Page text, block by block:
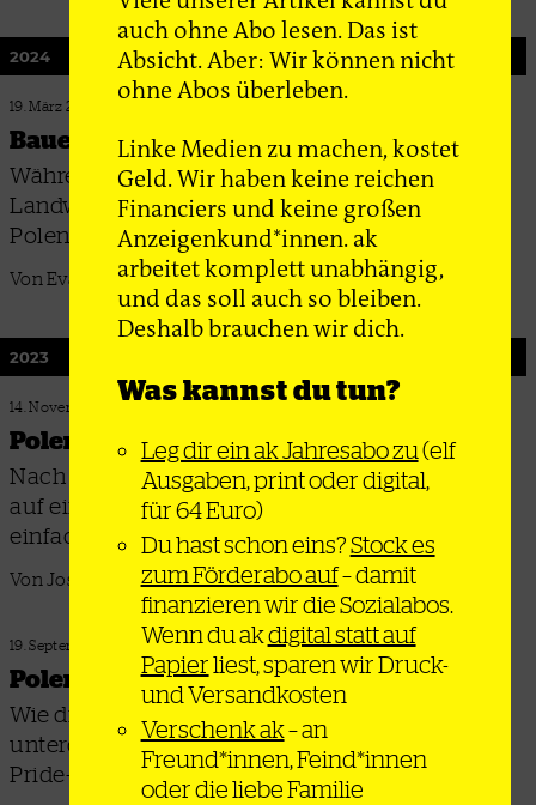
2024
19. März 2024
Bauernproteste und Krieg
Während in Westeuropa die Demos von
Landwirt*innen weniger werden, halten sie in
Polen unvermindert an
Von Eva Gelinsky
2023
14. November 2023
Polen nach den Wahlen
Nach der Niederlage der PiS-Partei hoffen viele
auf einen fortschrittlichen Aufbruch – doch so
einfach ist es leider nicht
Von Jos Stübner
19. September 2023
Polens Pride and Prejudice
Wie die PiS-Regierung die Queer-Community
unterdrückt und sich gleichzeitig eine säkulare
Pride-Bewegung formiert
auch ohne Abo lesen. Das ist
Absicht. Aber: Wir können nicht
ohne Abos überleben.
Linke Medien zu machen, kostet
Geld. Wir haben keine reichen
Financiers und keine großen
Anzeigenkund*innen. ak
arbeitet komplett unabhängig,
und das soll auch so bleiben.
Deshalb brauchen wir dich.
Was kannst du tun?
Leg dir ein ak Jahresabo zu(elf
Ausgaben, print oder digital,
für 64 Euro)
Du hast schon eins?Stock es
zum Förderabo auf– damit
finanzieren wir die Sozialabos.
Wenn du akdigital statt auf
Papierliest, sparen wir Druck-
und Versandkosten
Verschenk ak– an
Freund*innen, Feind*innen
oder die liebe Familie